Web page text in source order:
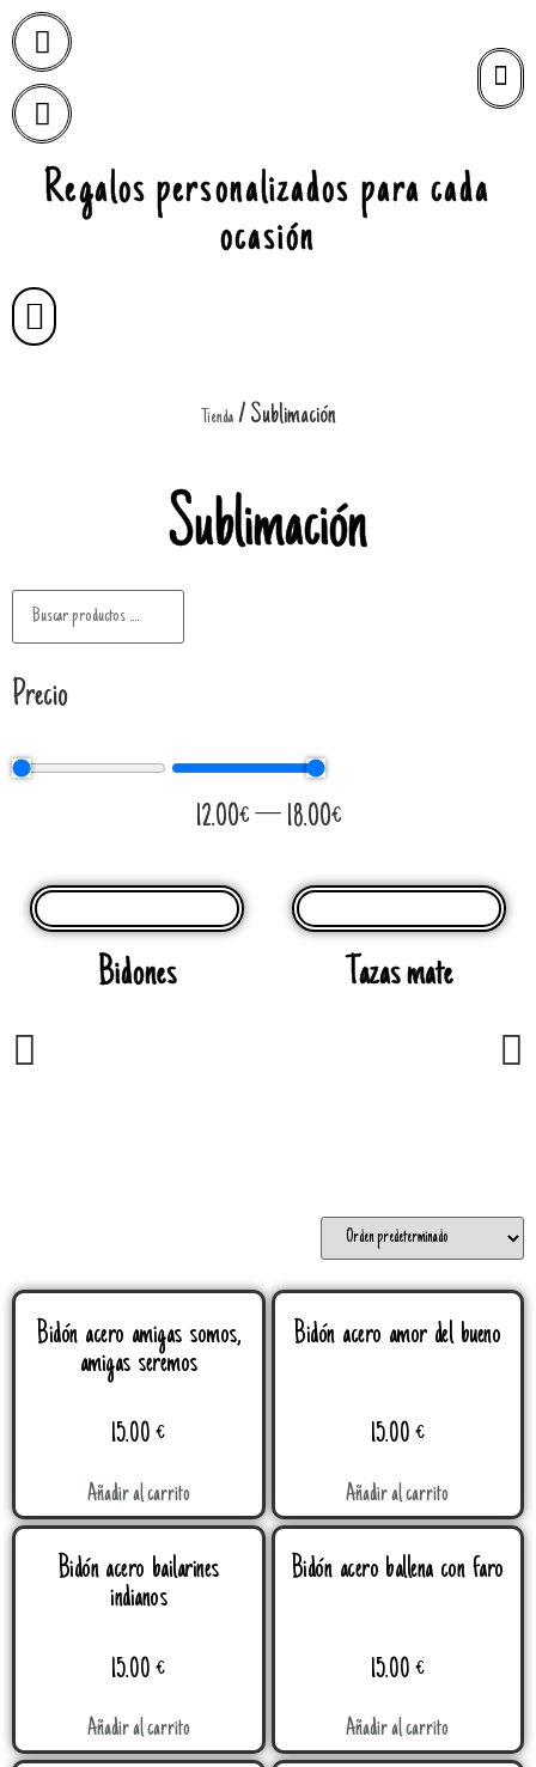
Regalos personalizados para cada
ocasión
Tienda/ Sublimación
Sublimación
Precio
12.00€— 18.00€
Bidones Tazas mate
Bidón acero amigas somos,
amigas seremos
15.00€
Añadir al carrito
Bidón acero amor del bueno
15.00 €
Añadir al carrito
Bidón acero bailarines
indianos
15.00€
Añadir al carrito
Bidón acero ballena con faro
15.00 €
Añadir al carrito